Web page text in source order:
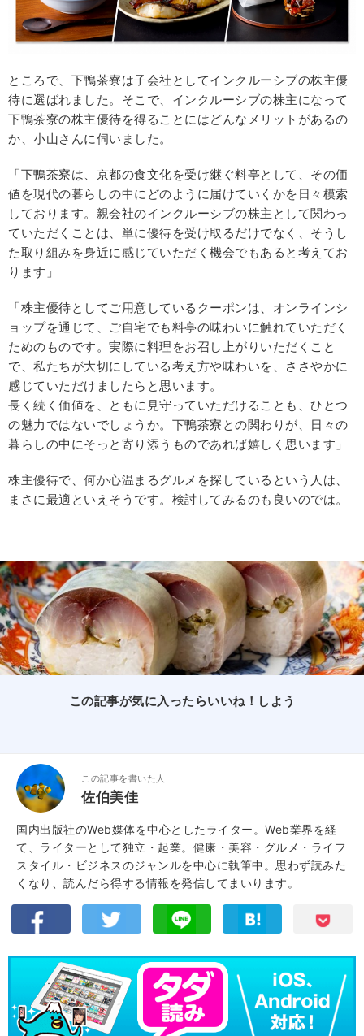
ところで、下鴨茶寮は子会社としてインクルーシブの株主優
待に選ばれました。そこで、インクルーシブの株主になって
下鴨茶寮の株主優待を得ることにはどんなメリットがあるの
か、小山さんに伺いました。
「下鴨茶寮は、京都の食文化を受け継ぐ料亭として、その価
値を現代の暮らしの中にどのように届けていくかを日々模索
しております。親会社のインクルーシブの株主として関わっ
ていただくことは、単に優待を受け取るだけでなく、そうし
た取り組みを身近に感じていただく機会でもあると考えてお
ります」
「株主優待としてご用意しているクーポンは、オンラインシ
ョップを通じて、ご自宅でも料亭の味わいに触れていただく
ためのものです。実際に料理をお召し上がりいただくこと
で、私たちが大切にしている考え方や味わいを、ささやかに
感じていただけましたらと思います。
長く続く価値を、ともに見守っていただけることも、ひとつ
の魅力ではないでしょうか。下鴨茶寮との関わりが、日々の
暮らしの中にそっと寄り添うものであれば嬉しく思います」
株主優待で、何か心温まるグルメを探しているという人は、
まさに最適といえそうです。検討してみるのも良いのでは。
この記事が気に入ったらいいね！しよう
この記事を書いた人
佐伯美佳
国内出版社のWeb媒体を中心としたライター。Web業界を経
て、ライターとして独立・起業。健康・美容・グルメ・ライフ
スタイル・ビジネスのジャンルを中心に執筆中。思わず読みた
くなり、読んだら得する情報を発信してまいります。